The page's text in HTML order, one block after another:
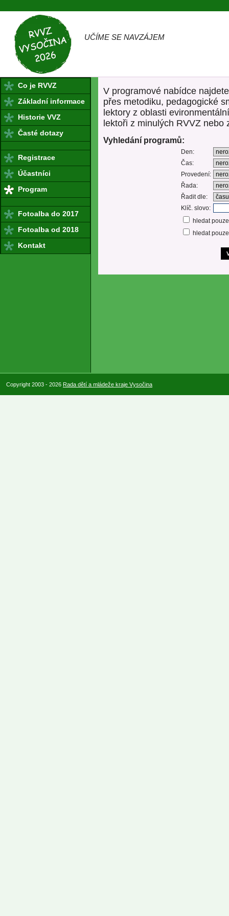
RVVZ-Vysočina.cz - regionální velká výměna
zkušeností
UČÍME SE NAVZÁJEM
V programové nabídce
přes metodiku, pedagogické
lektory z oblasti
lektoři z minulých RVVZ nebo
Vyhledání programů:
Den:
Čas:
Provedení:
Řada:
Řadit dle:
Klíč. slovo:
hledat
hledat
Co je RVVZ
Základní informace
Historie VVZ
Časté dotazy
Registrace
Účastníci
Program
Fotoalba do 2017
Fotoalba od 2018
Kontakt
Copyright 2003 - 2026 Rada dětí a mládeže kraje Vysočina